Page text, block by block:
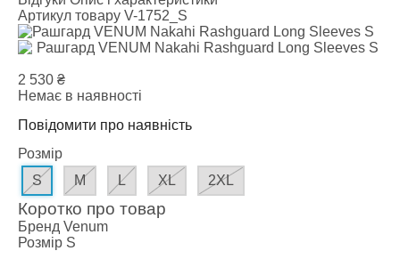
Артикул товару V-1752_S
2 530 ₴
Немає в наявності
Повідомити про наявність
Розмір
S
M L XL 2XL
Коротко про товар
Бренд Venum
Розмір S